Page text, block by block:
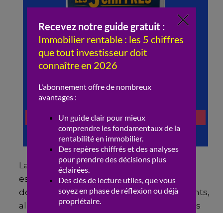
La dégradation des logementset des
espaces publics s’accompagne d’une
détérioration progressive des équipements,
allant des aires de jeux aux infrastructures